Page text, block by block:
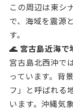
この周辺は東シ
で、海域を震源
す。
🌊 宮古島近海で
宮古島北西沖で
っています。背
フ」と呼ばれる
います。沖縄気